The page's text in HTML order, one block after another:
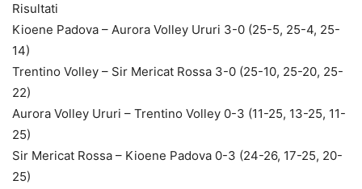
Risultati
Kioene Padova – Aurora Volley Ururi 3-0 (25-5, 25-4, 25-
14)
Trentino Volley – Sir Mericat Rossa 3-0 (25-10, 25-20, 25-
22)
Aurora Volley Ururi – Trentino Volley 0-3 (11-25, 13-25, 11-
25)
Sir Mericat Rossa – Kioene Padova 0-3 (24-26, 17-25, 20-
25)